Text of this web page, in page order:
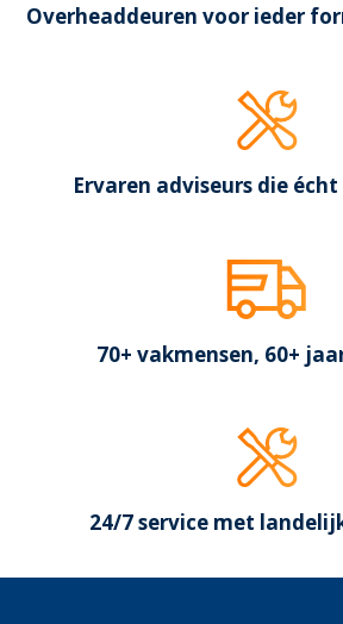
Overheaddeuren voor ieder
Ervaren adviseurs die
70+ vakmensen, 60+
24/7 service met